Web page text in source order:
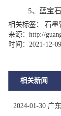
5、蓝宝石
相关标签： 石墨
来源： http://
时间：2021-12-09
相关新闻
2024-01-30 广